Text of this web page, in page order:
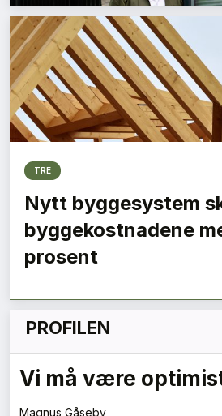
LES NYESTE
TRE
Nytt byggesystem
byggekostnadene
prosent
PROFILEN
– Vi må bygge ned
Aslaug Koksvik